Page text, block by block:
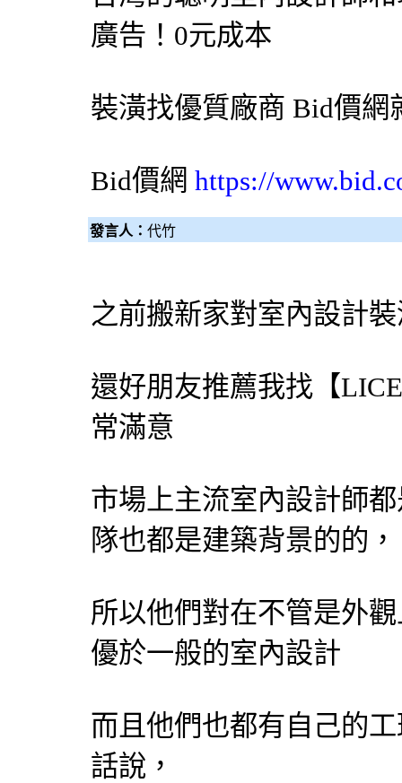
廣告！0元成本
裝潢找優質廠商 Bid價網
Bid價網 https://
發言人： 代竹
之前搬新家對室內設計
還好朋友推薦我找【
常滿意
市場上主流室內設計師
隊也都是建築背景的的，
所以他們對在不管是外
優於一般的室內設計
而且他們也都有自己的
話說，